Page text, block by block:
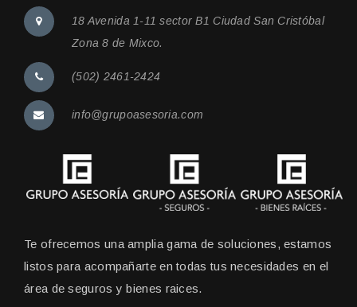
18 Avenida 1-11 sector B1 Ciudad San Cristóbal
Zona 8 de Mixco.
(502) 2461-2424
info@grupoasesoria.com
Te ofrecemos una amplia gama de soluciones, estamos
listos para acompañarte en todas tus necesidades en el
área de seguros y bienes raices.